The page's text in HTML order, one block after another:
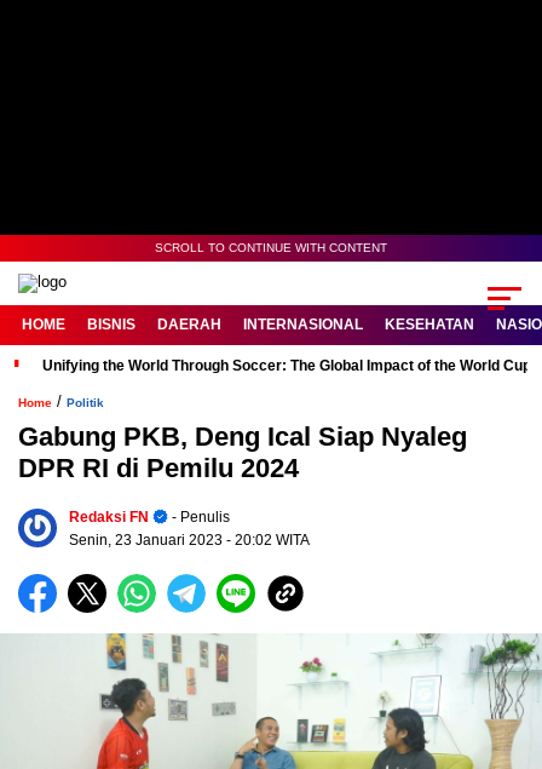
SCROLL TO CONTINUE WITH CONTENT
HOME BISNIS DAERAH INTERNASIONAL KESEHATAN
Unifying the World Through Soccer: The Global Impact of the World Cup
Home / Politik
Gabung PKB, Deng Ical Siap Nyaleg
DPR RI di Pemilu 2024
Redaksi FN
- Penulis
Senin, 23 Januari 2023 - 20:02 WITA